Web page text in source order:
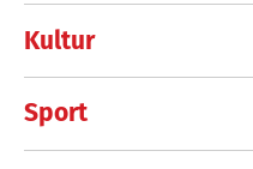
Kultur
Sport